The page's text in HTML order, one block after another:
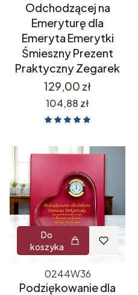
Odchodzącej na
Emeryturę dla
Emeryta Emerytki
Śmieszny Prezent
Praktyczny Zegarek
Cena
129,00 zł
Cena
104,88 zł
Do
koszyka
0244W36
Podziękowanie dla